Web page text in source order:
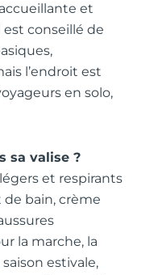
et
conseillé de
l’endroit est
en solo,
sa valise ?
et respirants
de bain, crème
la marche, la
estivale,